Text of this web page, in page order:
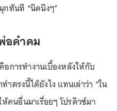
ทันที “นิดนึงๆ”
อคำคม
การทำงานเบื้องหลังให้กับ
ตรงนี้ได้ยังไง แทนเล่าว่า “ใน
คนอื่นมาเรื่อยๆ โปรดิวซ์มา